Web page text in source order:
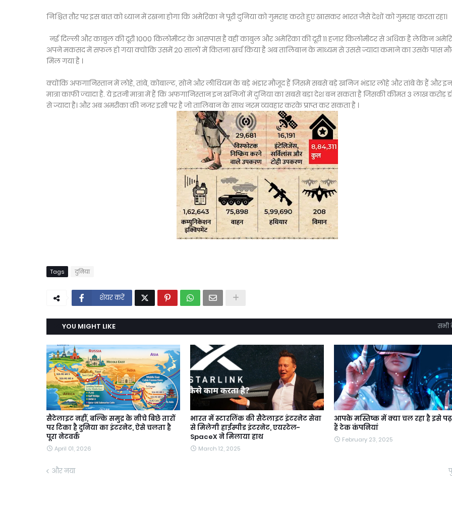
निश्चित तौर पर इस बात को ध्यान में रखना होगा कि अमेरिका ने पूरी दुनिया को गुमराह करते हुए खासकर भारत जैसे देशों को गुमराह करता रहा।
नई दिल्ली और काबुल की दूरी 1000 किलोमीटर के आसपास है वहीं काबुल और अमेरिका की दूरी 11 हजार किलोमीटर से अधिक है लेकिन
अपने मकसद में सफल हो गया क्योंकि उसमें 20 सालों में कितना खर्च किया है अब तालिबान के माध्यम से उससे ज्यादा कमाने का उसके पास
मिल गया है ।
क्योंकि अफगानिस्तान में लोहे, तांबे, कोबाल्ट, सोने और लीथियम के बड़े भंडार मौजूद हैं जिसमे सबसे बड़े खनिज भंडार लोहे और तांबे के हैं और
मात्रा काफी ज्‍यादा है. ये इतनी मात्रा में हैं कि अफगानिस्तान इन खनिजों में दुनिया का सबसे बड़ा देश बन सकता है जिसकी कीमत 3 लाख करोड़
से ज्यादा है। और अब अमरीका की नजर इसी पर है जो तालिबान के साथ नरम व्यवहार करके प्राप्त कर सकता है ।
Tags दुनिया
शेयर करें
YOU MIGHT LIKE सभी
सैटेलाइट नहीं, बल्कि समुद्र के नीचे बिछे तारों
पर टिका है दुनिया का इंटरनेट, ऐसे चलता है
पूरा नेटवर्क
April 01, 2026
भारत में स्टारलिंक की सैटेलाइट इंटरनेट सेवा
से मिलेगी हाईस्पीड इंटरनेट, एयरटेल-
SpaceX ने मिलाया हाथ
March 12, 2025
आपके मस्तिष्क में क्या चल रहा है इसे पढ़
हैं टेक कंपनियां
February 23, 2025
और नया